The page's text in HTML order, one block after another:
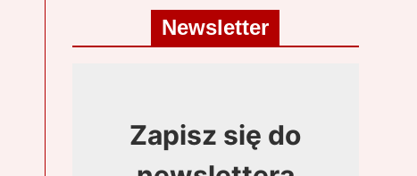
Newsletter
Zapisz się do